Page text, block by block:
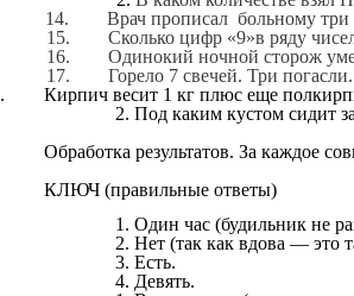
14. Врач прописал больному три
15. Сколько цифр «9»в ряду чисел
16. Одинокий ночной сторож
17. Горело 7 свечей. Три погасли.
Кирпич весит 1 кг плюс еще
Под каким кустом сидит
Обработка результатов. За каждое
КЛЮЧ (правильные ответы)
Один час (будильник не
Нет (так как вдова — это
Есть.
Девять.